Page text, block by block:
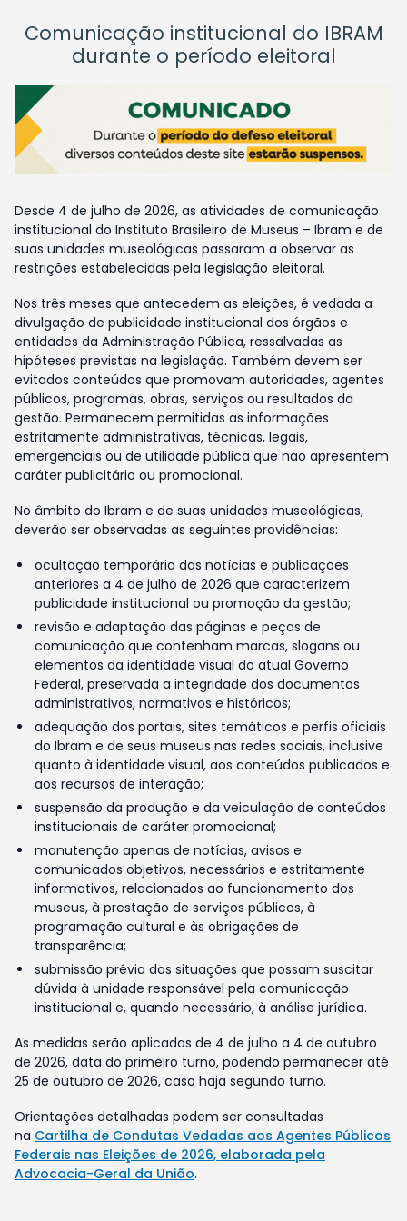
Comunicação institucional do IBRAM
durante o período eleitoral
Desde 4 de julho de 2026, as atividades de comunicação
institucional do Instituto Brasileiro de Museus – Ibram e de
suas unidades museológicas passaram a observar as
restrições estabelecidas pela legislação eleitoral.
Nos três meses que antecedem as eleições, é vedada a
divulgação de publicidade institucional dos órgãos e
entidades da Administração Pública, ressalvadas as
hipóteses previstas na legislação. Também devem ser
evitados conteúdos que promovam autoridades, agentes
públicos, programas, obras, serviços ou resultados da
gestão. Permanecem permitidas as informações
estritamente administrativas, técnicas, legais,
emergenciais ou de utilidade pública que não apresentem
caráter publicitário ou promocional.
No âmbito do Ibram e de suas unidades museológicas,
deverão ser observadas as seguintes providências:
ocultação temporária das notícias e publicações
anteriores a 4 de julho de 2026 que caracterizem
publicidade institucional ou promoção da gestão;
revisão e adaptação das páginas e peças de
comunicação que contenham marcas, slogans ou
elementos da identidade visual do atual Governo
Federal, preservada a integridade dos documentos
administrativos, normativos e históricos;
adequação dos portais, sites temáticos e perfis oficiais
do Ibram e de seus museus nas redes sociais, inclusive
quanto à identidade visual, aos conteúdos publicados e
aos recursos de interação;
suspensão da produção e da veiculação de conteúdos
institucionais de caráter promocional;
manutenção apenas de notícias, avisos e
comunicados objetivos, necessários e estritamente
informativos, relacionados ao funcionamento dos
museus, à prestação de serviços públicos, à
programação cultural e às obrigações de
transparência;
submissão prévia das situações que possam suscitar
dúvida à unidade responsável pela comunicação
institucional e, quando necessário, à análise jurídica.
As medidas serão aplicadas de 4 de julho a 4 de outubro
de 2026, data do primeiro turno, podendo permanecer até
25 de outubro de 2026, caso haja segundo turno.
Orientações detalhadas podem ser consultadas
na Cartilha de Condutas Vedadas aos Agentes Públicos
Federais nas Eleições de 2026, elaborada pela
Advocacia-Geral da União.